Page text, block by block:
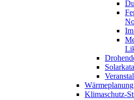
Wärmeplanung
Klimaschutz-